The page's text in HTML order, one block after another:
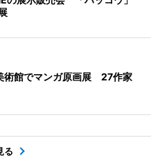
術館でマンガ原画展 27作家
る